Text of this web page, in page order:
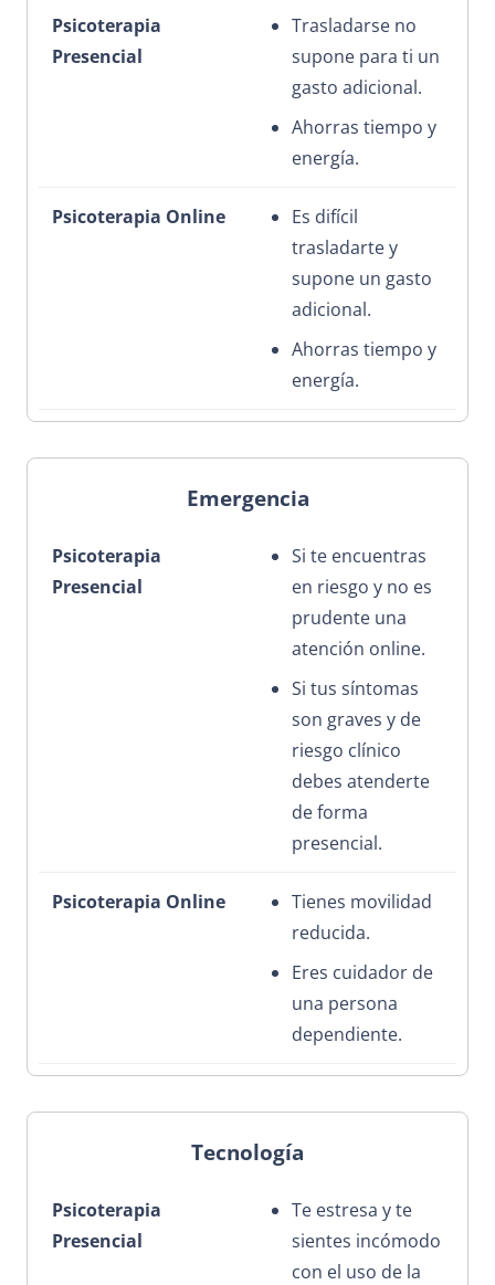
Trasladarse no
supone para ti un
gasto adicional.
Ahorras tiempo y
energía.
Es difícil
trasladarte y
supone un gasto
adicional.
Ahorras tiempo y
energía.
Emergencia
Si te encuentras
en riesgo y no es
prudente una
atención online.
Si tus síntomas
son graves y de
riesgo clínico
debes atenderte
de forma
presencial.
Tienes movilidad
reducida.
Eres cuidador de
una persona
dependiente.
Tecnología
Te estresa y te
sientes incómodo
con el uso de la